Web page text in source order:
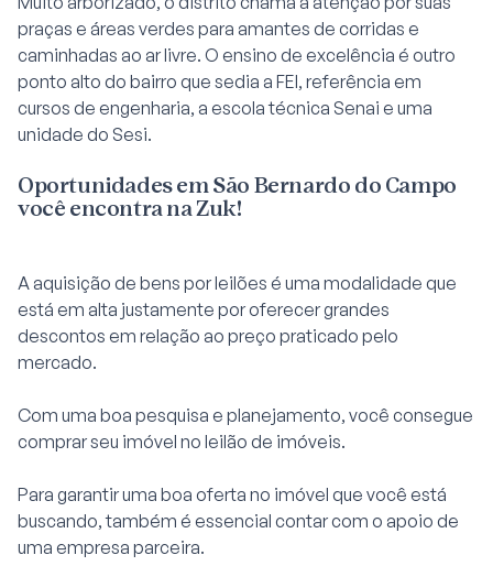
praças e áreas verdes para amantes de corridas e
caminhadas ao ar livre. O ensino de excelência é outro
ponto alto do bairro que sedia a FEI, referência em
cursos de engenharia, a escola técnica Senai e uma
unidade do Sesi.
Oportunidades em São Bernardo do Campo
você encontra na Zuk!
A aquisição de bens por leilões é uma modalidade que
está em alta justamente por oferecer grandes
descontos em relação ao preço praticado pelo
mercado.
Com uma boa pesquisa e planejamento, você consegue
comprar seu imóvel no leilão de imóveis.
Para garantir uma boa oferta no imóvel que você está
buscando, também é essencial contar com o apoio de
uma empresa parceira.